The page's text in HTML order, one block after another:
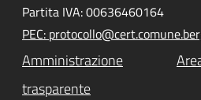
Partita IVA: 00636460164
PEC:
Amministrazione
trasparente